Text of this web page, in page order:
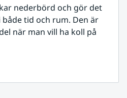
nederbörd och gör det
tid och rum. Den är
när man vill ha koll på